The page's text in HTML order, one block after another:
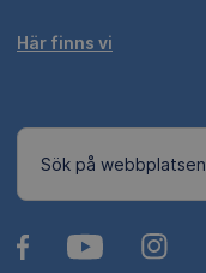
Här finns vi
Sök på webbplatsen